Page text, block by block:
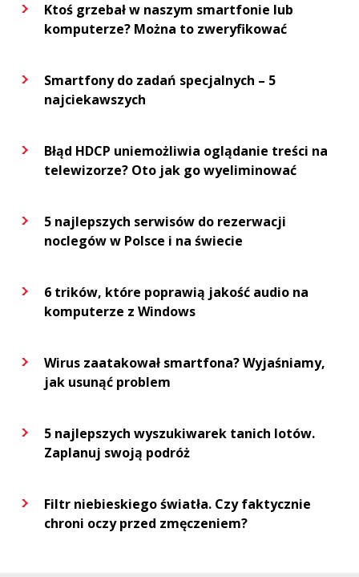
Ktoś grzebał w naszym smartfonie lub
komputerze? Można to zweryfikować
Smartfony do zadań specjalnych – 5
najciekawszych
Błąd HDCP uniemożliwia oglądanie treści na
telewizorze? Oto jak go wyeliminować
5 najlepszych serwisów do rezerwacji
noclegów w Polsce i na świecie
6 trików, które poprawią jakość audio na
komputerze z Windows
Wirus zaatakował smartfona? Wyjaśniamy,
jak usunąć problem
5 najlepszych wyszukiwarek tanich lotów.
Zaplanuj swoją podróż
Filtr niebieskiego światła. Czy faktycznie
chroni oczy przed zmęczeniem?